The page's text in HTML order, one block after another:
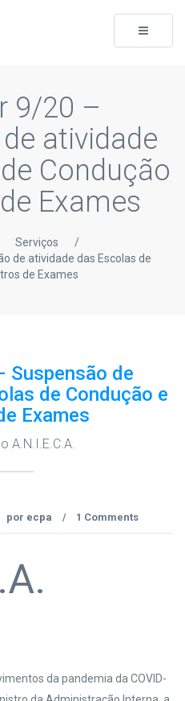
Toggle
9/20 –
atividade
Condução
Exames
Serviços
/
de atividade das Escolas de
de Exames
Suspensão de
de Condução e
Exames
A.N.I.E.C.A.
por ecpa / 1 Comments
da pandemia da COVID-